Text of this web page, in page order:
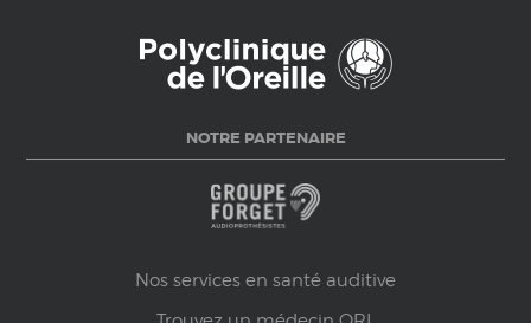
NOTRE PARTENAIRE
Nos services en santé auditive